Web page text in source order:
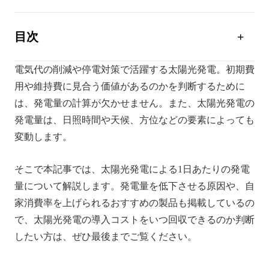
目次
太陽光発電の発電量に影響する6つの要素
太陽光発電を導入する？シミュレーションの方法
太陽光発電の発電量を最適化するポイント3選
発電量を最大化！ソーラーパネルの魅力とは
自家消費率を上げる！ポータブル電源の活用
太陽光発電の発電量に関するよくある質問
まとめ
電気代の削減や停電対策で活躍する太陽光発電。初期費
用や維持費に見合う価値があるのかを判断するために
は、発電量の計算が欠かせません。また、太陽光発電の
発電量は、日照時間や天候、方位などの要素によっても
変動します。
そこで本記事では、太陽光発電による1日あたりの発電
量について解説します。発電量を低下させる原因や、自
家消費率を上げられるおすすめの製品も掲載しているの
で、太陽光発電の導入コストをいつ回収できるのか判断
したい方は、ぜひ最後までご覧ください。